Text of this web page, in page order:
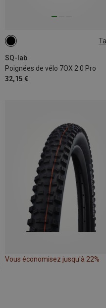
SQ-lab
Poignées de vélo 7OX 2.0 Pro
32,15 €
LARGE
Vous économisez jusqu'à 22%